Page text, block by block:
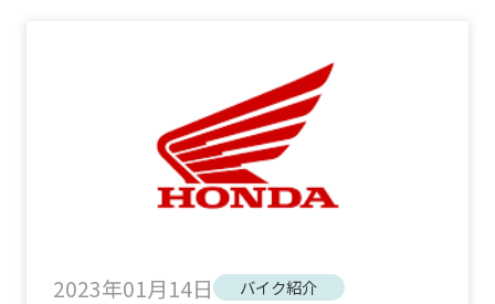
2023年01月14日 バイク紹介